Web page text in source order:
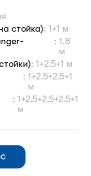
стойка): 1+1 м
: 1.8
м
: 1+2.5+1 м
: 1+2.5+2.5+1
м
: 1+2.5+2.5+2.5+1
м